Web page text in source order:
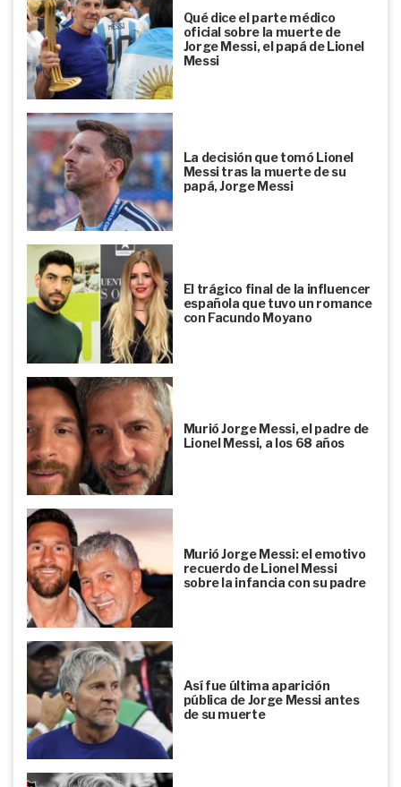
Qué dice el parte médico
oficial sobre la muerte de
Jorge Messi, el papá de Lionel
Messi
La decisión que tomó Lionel
Messi tras la muerte de su
papá, Jorge Messi
El trágico final de la influencer
española que tuvo un romance
con Facundo Moyano
Murió Jorge Messi, el padre de
Lionel Messi, a los 68 años
Murió Jorge Messi: el emotivo
recuerdo de Lionel Messi
sobre la infancia con su padre
Así fue última aparición
pública de Jorge Messi antes
de su muerte